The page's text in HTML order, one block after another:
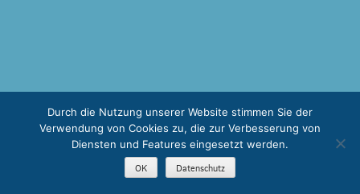
Durch die Nutzung unserer Website stimmen Sie der
Verwendung von Cookies zu, die zur Verbesserung von
Diensten und Features eingesetzt werden.
OK Datenschutz